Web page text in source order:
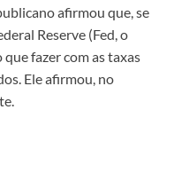
afirmou que, se
Reserve (Fed, o
fazer com as taxas
Ele afirmou, no